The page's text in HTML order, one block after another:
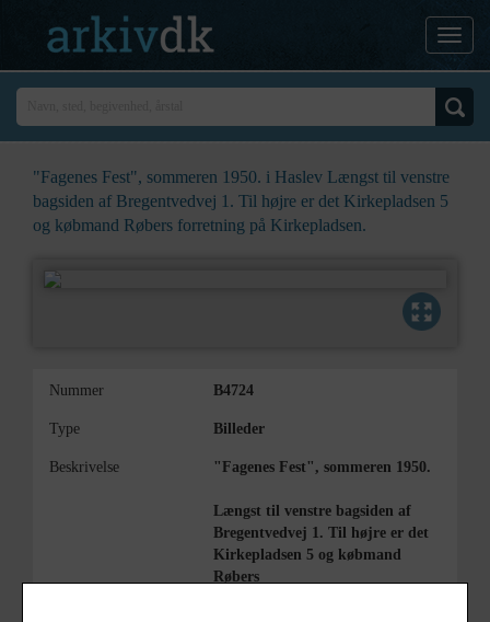
"Fagenes Fest", sommeren 1950. i Haslev Længst til venstre
bagsiden af Bregentvedvej 1. Til højre er det Kirkepladsen 5
og købmand Røbers forretning på Kirkepladsen.
Nummer B4724
Type Billeder
Beskrivelse "Fagenes Fest", sommeren 1950.
Længst til venstre bagsiden af
Bregentvedvej 1. Til højre er det
Kirkepladsen 5 og købmand
Røbers